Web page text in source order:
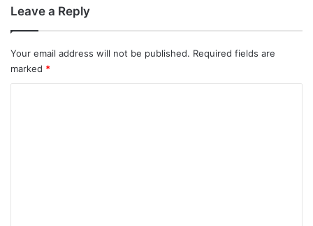
Leave a Reply
Your email address will not be published. Required fields are
marked *